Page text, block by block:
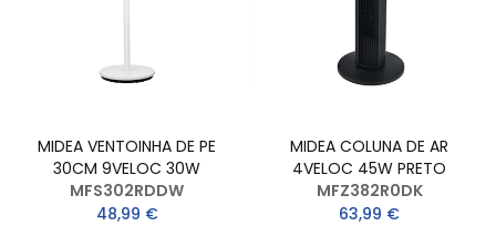
MIDEA VENTOINHA DE PE
30CM 9VELOC 30W
MFS302RDDW
48,99 €
MIDEA COLUNA DE AR
4VELOC 45W PRETO
MFZ382R0DK
63,99 €